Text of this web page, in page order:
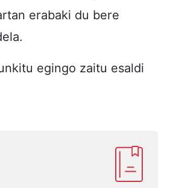
erabaki du bere
egingo zaitu esaldi